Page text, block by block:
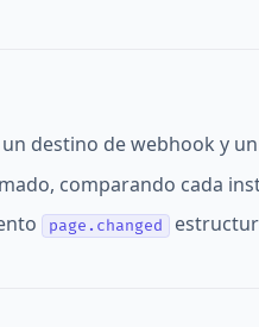
destino de webhook y
comparando cada
page.changed